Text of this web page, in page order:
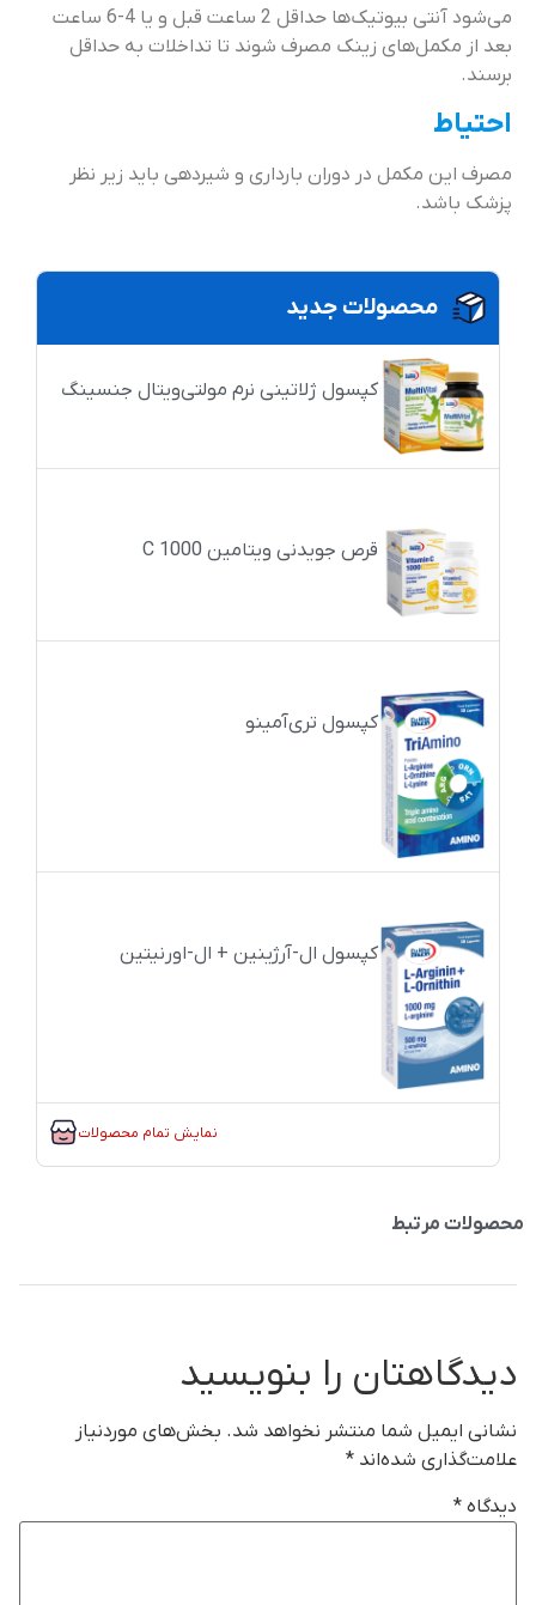
می‌شود آنتی بیوتیک‌ها حداقل 2 ساعت قبل و یا 4-6 ساعت
بعد از مکمل‌های زینک مصرف شوند تا تداخلات به حداقل
برسند.
احتیاط
مصرف این مکمل در دوران بارداری و شیردهی باید زیر نظر
پزشک باشد.
محصولات جدید
کپسول ژلاتینی نرم مولتی‌ویتال جنسینگ
قرص جویدنی ویتامین C 1000
کپسول تری‌آمینو
کپسول ال-آرژینین + ال-اورنیتین
نمایش تمام محصولات
محصولات مرتبط
دیدگاهتان را بنویسید
نشانی ایمیل شما منتشر نخواهد شد. بخش‌های موردنیاز
علامت‌گذاری شده‌اند *
دیدگاه *